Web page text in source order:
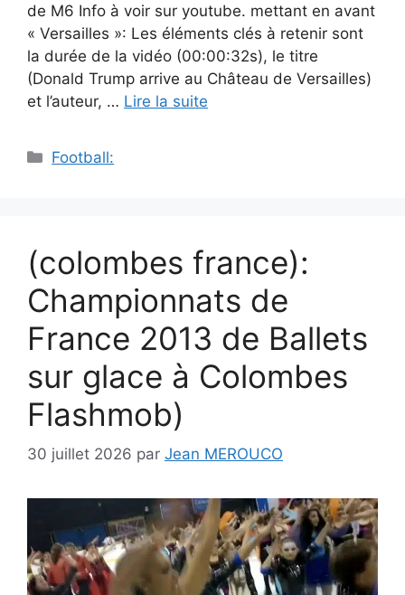
de M6 Info à voir sur youtube. mettant en avant
« Versailles »: Les éléments clés à retenir sont
la durée de la vidéo (00:00:32s), le titre
(Donald Trump arrive au Château de Versailles)
et l’auteur, … Lire la suite
Catégories
Football:
(colombes france):
Championnats de
France 2013 de Ballets
sur glace à Colombes
Flashmob)
30 juillet 2026 par Jean MEROUCO